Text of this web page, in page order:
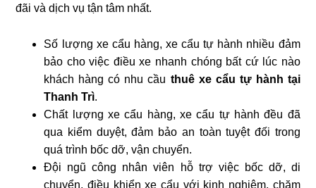
đãi và dịch vụ tận tâm nhất.
Số lượng xe cẩu hàng, xe cẩu tự hành nhiều đảm
bảo cho việc điều xe nhanh chóng bất cứ lúc nào
khách hàng có nhu cầu thuê xe cẩu tự hành tại
Thanh Trì.
Chất lượng xe cẩu hàng, xe cẩu tự hành đều đã
qua kiểm duyệt, đảm bảo an toàn tuyệt đối trong
quá trình bốc dỡ, vận chuyển.
Đội ngũ công nhân viên hỗ trợ việc bốc dỡ, di
chuyển, điều khiển xe cẩu với kinh nghiệm, chăm